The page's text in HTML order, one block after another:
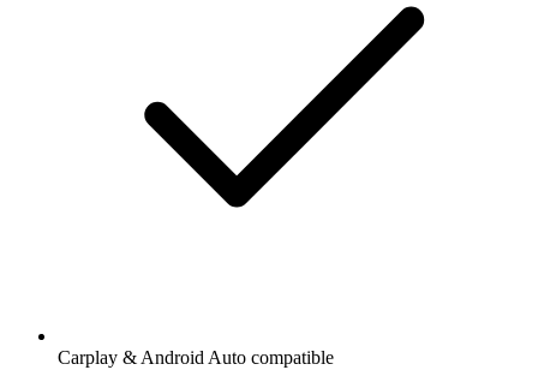
Carplay & Android Auto compatible